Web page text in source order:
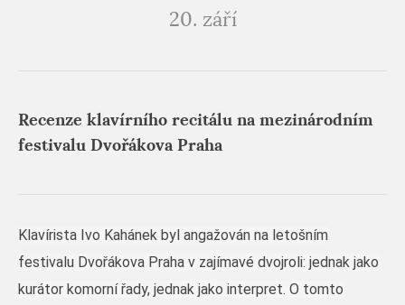
20. září
Recenze klavírního recitálu na mezinárodním
festivalu Dvořákova Praha
Klavírista Ivo Kahánek byl angažován na letošním
festivalu Dvořákova Praha v zajímavé dvojroli: jednak jako
kurátor komorní řady, jednak jako interpret. O tomto